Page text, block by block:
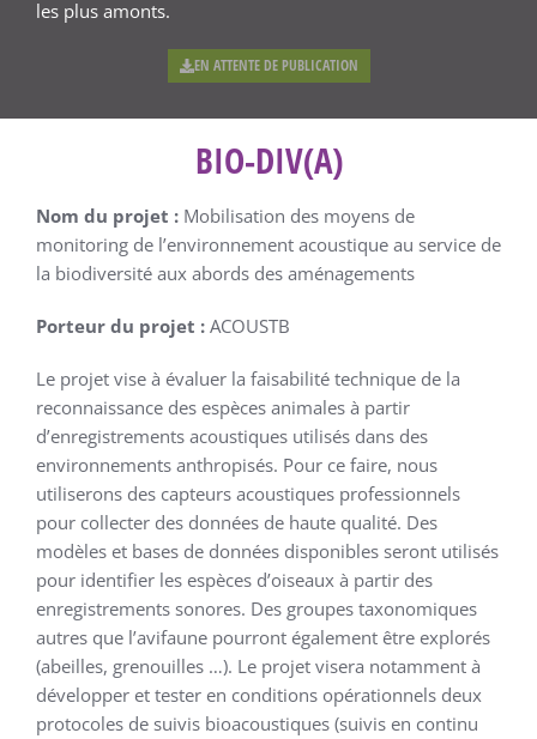
les plus amonts.
EN ATTENTE DE PUBLICATION
BIO-DIV(A)
Nom du projet : Mobilisation des moyens de
monitoring de l’environnement acoustique au service de
la biodiversité aux abords des aménagements
Porteur du projet : ACOUSTB
Le projet vise à évaluer la faisabilité technique de la
reconnaissance des espèces animales à partir
d’enregistrements acoustiques utilisés dans des
environnements anthropisés. Pour ce faire, nous
utiliserons des capteurs acoustiques professionnels
pour collecter des données de haute qualité. Des
modèles et bases de données disponibles seront utilisés
pour identifier les espèces d’oiseaux à partir des
enregistrements sonores. Des groupes taxonomiques
autres que l’avifaune pourront également être explorés
(abeilles, grenouilles …). Le projet visera notamment à
développer et tester en conditions opérationnels deux
protocoles de suivis bioacoustiques (suivis en continu